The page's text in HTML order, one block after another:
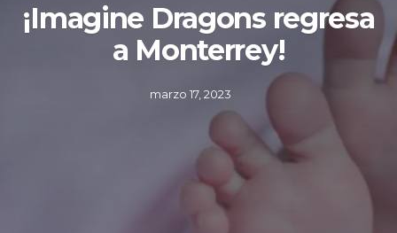
¡Imagine Dragons regresa
a Monterrey!
marzo 17, 2023